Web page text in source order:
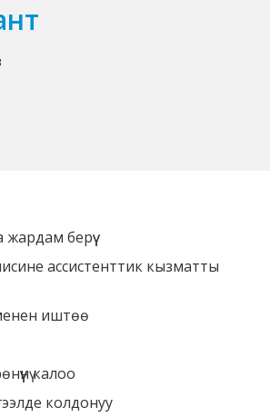
берүү
ассистенттик кызматты
иштөө
калоо
колдонуу